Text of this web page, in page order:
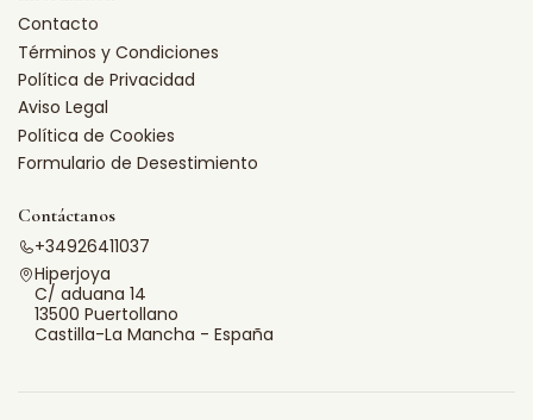
Contacto
Términos y Condiciones
Política de Privacidad
Aviso Legal
Política de Cookies
Formulario de Desestimiento
Contáctanos
+34926411037
Hiperjoya
C/ aduana 14
13500 Puertollano
Castilla-La Mancha - España